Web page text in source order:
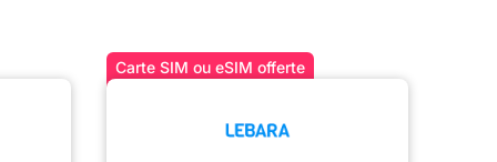
Carte SIM ou eSIM offerte